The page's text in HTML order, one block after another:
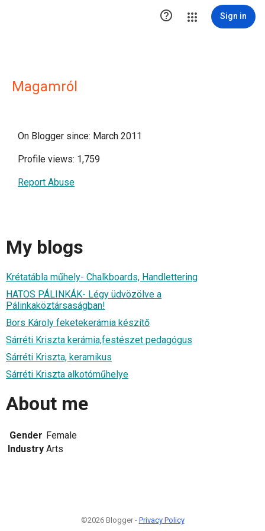
 Sign in
Magamról
On Blogger since: March 2011
Profile views: 1,759
Report Abuse
My blogs
Krétatábla műhely- Chalkboards, Handlettering
HATOS PÁLINKÁK- Légy üdvözölve a
Pálinkaköztársaságban!
Bors Károly feketekerámia készítő
Sárréti Kriszta kerámia,festészet pedagógus
Sárréti Kriszta, keramikus
Sárréti Kriszta alkotóműhelye
About me
Gender Female
Industry Arts
©2026 Blogger - Privacy Policy